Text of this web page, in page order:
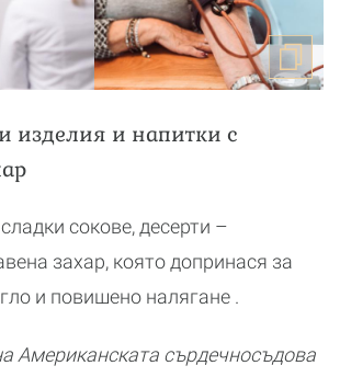
изделия и напитки с
сокове, десерти –
захар, която допринася за
и повишено налягане .
Американската сърдечносъдова